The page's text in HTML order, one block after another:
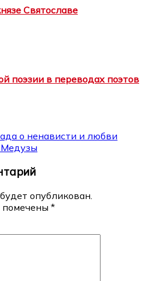
Святославе
поэзии в переводах поэтов
о ненависти и любви
опубликован.
помечены *